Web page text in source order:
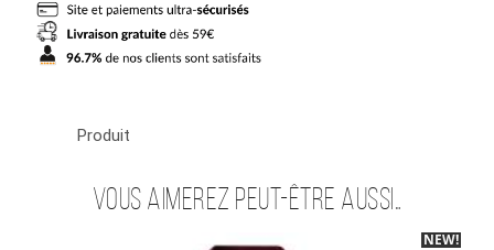
Produit
Vous aimerez peut-être aussi…
-40%
NEW!